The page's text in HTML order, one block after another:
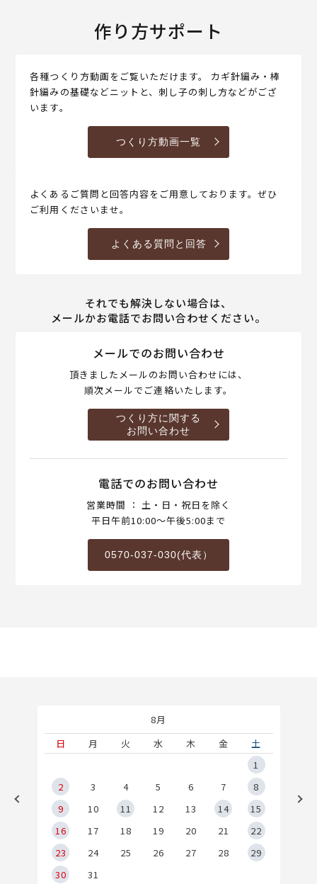
作り方サポート
各種つくり方動画をご覧いただけます。 カギ針編み・棒
針編みの基礎などニットと、刺し子の刺し方などがござ
います。
つくり方動画一覧
よくあるご質問と回答内容をご用意しております。ぜひ
ご利用くださいませ。
よくある質問と回答
それでも解決しない場合は、
メールかお電話でお問い合わせください。
メールでのお問い合わせ
頂きましたメールのお問い合わせには、
順次メールでご連絡いたします。
つくり方に関する
お問い合わせ
電話でのお問い合わせ
営業時間 ： 土・日・祝日を除く
平日午前10:00～午後5:00まで
0570-037-030(代表）
8月
日
月 火 水 木 金
土
1
2
3 4 5 6 7
8
9
10 11 12 13 14
15
16
17 18 19 20 21
22
23
24 25 26 27 28
29
30
31